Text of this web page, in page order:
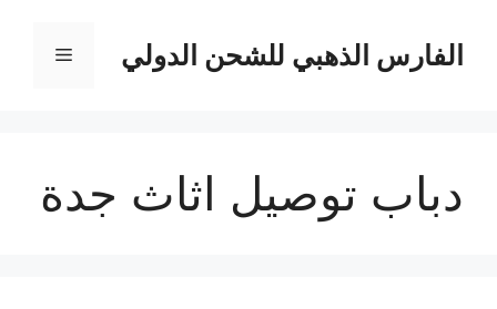
المحتوىالفارس الذهبي للشحن الدولي القائمة
دباب توصيل اثاث جدة